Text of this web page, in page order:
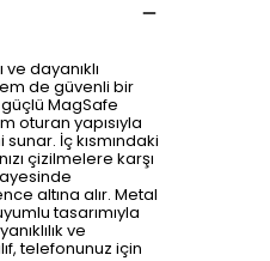
ve dayanıklı
de güvenli bir
MagSafe
oturan yapısıyla
İç kısmındaki
çizilmelere karşı
altına alır. Metal
tasarımıyla
ve
telefonunuz için